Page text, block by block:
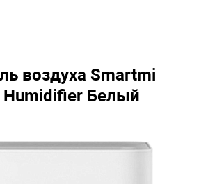
воздуха Smartmi
Humidifier Белый